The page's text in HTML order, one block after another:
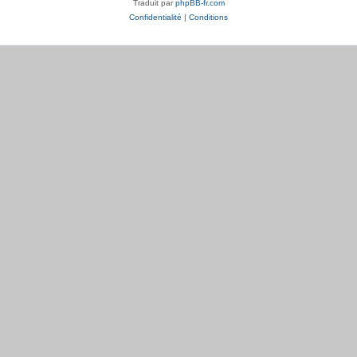
Traduit parphpBB-fr.com
Confidentialité | Conditions